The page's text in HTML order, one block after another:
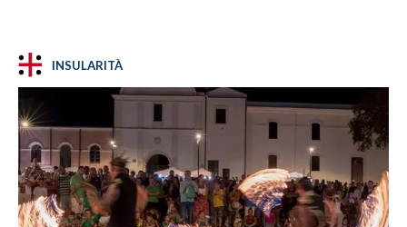
INSULARITÀ